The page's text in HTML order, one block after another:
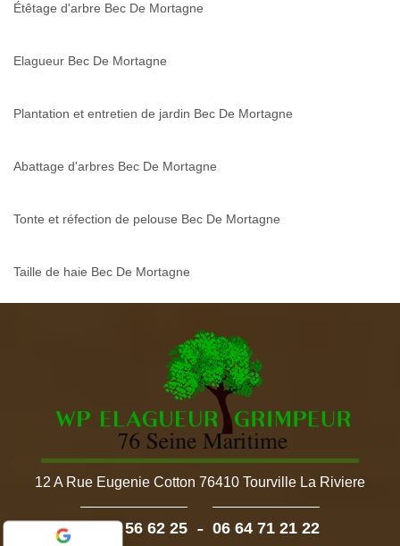
Étêtage d'arbre Bec De Mortagne
Elagueur Bec De Mortagne
Plantation et entretien de jardin Bec De Mortagne
Abattage d'arbres Bec De Mortagne
Tonte et réfection de pelouse Bec De Mortagne
Taille de haie Bec De Mortagne
12 A Rue Eugenie Cotton 76410 Tourville La Riviere
02 52 56 62 25 - 06 64 71 21 22